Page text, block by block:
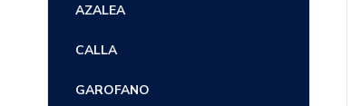
AZALEA
CALLA
GAROFANO